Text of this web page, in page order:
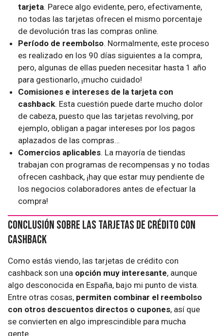
tarjeta. Parece algo evidente, pero, efectivamente,
no todas las tarjetas ofrecen el mismo porcentaje
de devolución tras las compras online.
Período de reembolso. Normalmente, este proceso
es realizado en los 90 días siguientes a la compra,
pero, algunas de ellas pueden necesitar hasta 1 año
para gestionarlo, ¡mucho cuidado!
Comisiones e intereses de la tarjeta con
cashback. Esta cuestión puede darte mucho dolor
de cabeza, puesto que las tarjetas revolving, por
ejemplo, obligan a pagar intereses por los pagos
aplazados de las compras…
Comercios aplicables. La mayoría de tiendas
trabajan con programas de recompensas y no todas
ofrecen cashback, ¡hay que estar muy pendiente de
los negocios colaboradores antes de efectuar la
compra!
Conclusión sobre las tarjetas de crédito con
cashback
Como estás viendo, las tarjetas de crédito con
cashback son una opción muy interesante, aunque
algo desconocida en España, bajo mi punto de vista.
Entre otras cosas, permiten combinar el reembolso
con otros descuentos directos o cupones, así que
se convierten en algo imprescindible para mucha
gente.